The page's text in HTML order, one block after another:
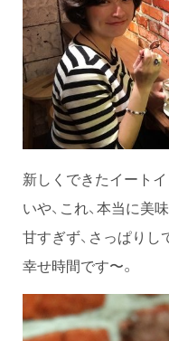
新しくできたイート
いや、これ、本当に美味
甘すぎず、さっぱりし
幸せ時間です〜。